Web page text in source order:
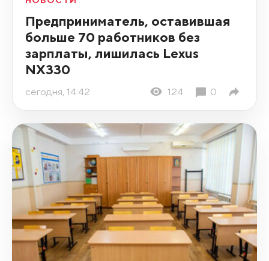
Предприниматель, оставившая
больше 70 работников без
зарплаты, лишилась Lexus
NX330
сегодня, 14:42 124 0